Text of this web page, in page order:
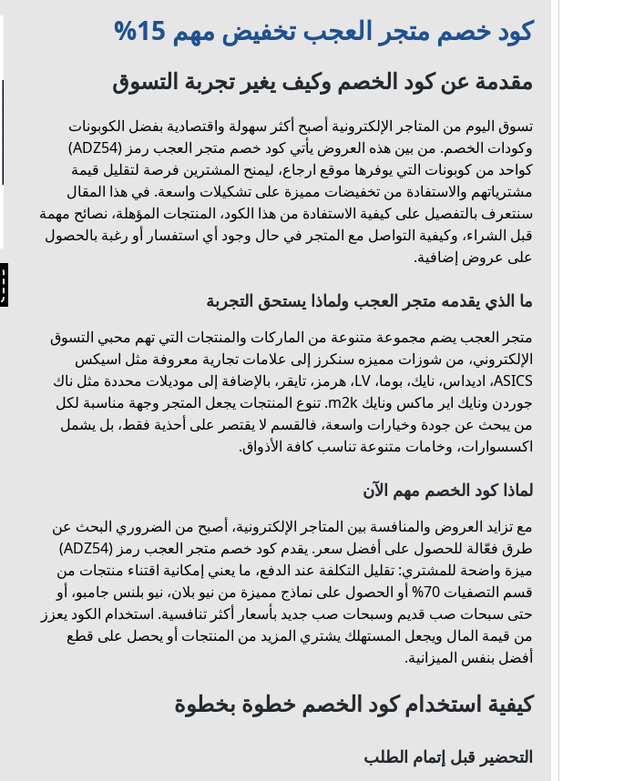
كود خصم متجر العجب تخفيض مهم 15%
مقدمة عن كود الخصم وكيف يغير تجربة التسوق
تسوق اليوم من المتاجر الإلكترونية أصبح أكثر سهولة واقتصادية بفضل الكوبونات
وكودات الخصم. من بين هذه العروض يأتي كود خصم متجر العجب رمز (ADZ54)
كواحد من كوبونات التي يوفرها موقع ارجاع، ليمنح المشترين فرصة لتقليل قيمة
مشترياتهم والاستفادة من تخفيضات مميزة على تشكيلات واسعة. في هذا المقال
سنتعرف بالتفصيل على كيفية الاستفادة من هذا الكود، المنتجات المؤهلة، نصائح مهمة
قبل الشراء، وكيفية التواصل مع المتجر في حال وجود أي استفسار أو رغبة بالحصول
على عروض إضافية.
ما الذي يقدمه متجر العجب ولماذا يستحق التجربة
متجر العجب يضم مجموعة متنوعة من الماركات والمنتجات التي تهم محبي التسوق
الإلكتروني، من شوزات مميزه سنكرز إلى علامات تجارية معروفة مثل اسيكس
ASICS، اديداس، نايك، بوما، LV، هرمز، تايقر، بالإضافة إلى موديلات محددة مثل ناك
جوردن ونايك اير ماكس ونايك m2k. تنوع المنتجات يجعل المتجر وجهة مناسبة لكل
من يبحث عن جودة وخيارات واسعة، فالقسم لا يقتصر على أحذية فقط، بل يشمل
اكسسوارات، وخامات متنوعة تناسب كافة الأذواق.
لماذا كود الخصم مهم الآن
مع تزايد العروض والمنافسة بين المتاجر الإلكترونية، أصبح من الضروري البحث عن
طرق فعّالة للحصول على أفضل سعر. يقدم كود خصم متجر العجب رمز (ADZ54)
ميزة واضحة للمشتري: تقليل التكلفة عند الدفع، ما يعني إمكانية اقتناء منتجات من
قسم التصفيات 70% أو الحصول على نماذج مميزة من نيو بلان، نيو بلنس جامبو، أو
حتى سبحات صب قديم وسبحات صب جديد بأسعار أكثر تنافسية. استخدام الكود يعزز
من قيمة المال ويجعل المستهلك يشتري المزيد من المنتجات أو يحصل على قطع
أفضل بنفس الميزانية.
كيفية استخدام كود الخصم خطوة بخطوة
التحضير قبل إتمام الطلب